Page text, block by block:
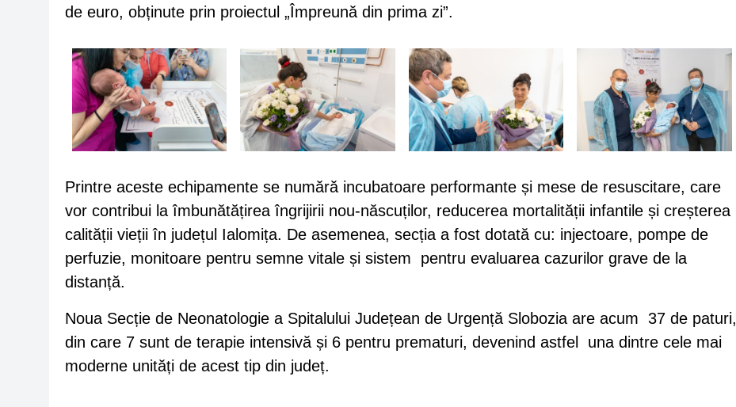
de euro, obținute prin proiectul „Împreună din prima zi”.
Printre aceste echipamente se numără incubatoare performante și mese de resuscitare, care
vor contribui la îmbunătățirea îngrijirii nou-născuților, reducerea mortalității infantile și creșterea
calității vieții în județul Ialomița. De asemenea, secția a fost dotată cu: injectoare, pompe de
perfuzie, monitoare pentru semne vitale și sistem pentru evaluarea cazurilor grave de la
distanță.
Noua Secție de Neonatologie a Spitalului Județean de Urgență Slobozia are acum 37 de paturi,
din care 7 sunt de terapie intensivă și 6 pentru prematuri, devenind astfel una dintre cele mai
moderne unități de acest tip din județ.